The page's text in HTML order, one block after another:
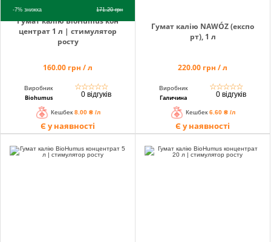
-7%знижка 171.20грн
Гумат калію BioHumus кон
центрат 1 л | стимулятор
росту
160.00 грн / л
Виробник
Biohumus
☆☆☆☆☆
0 відгуків
Кешбек 8.00 ₴ /л
Є у наявності
Гумат калію NAWÓZ (експо
рт), 1 л
220.00 грн / л
Виробник
Галичина
☆☆☆☆☆
0 відгуків
Кешбек 6.60 ₴ /л
Є у наявності